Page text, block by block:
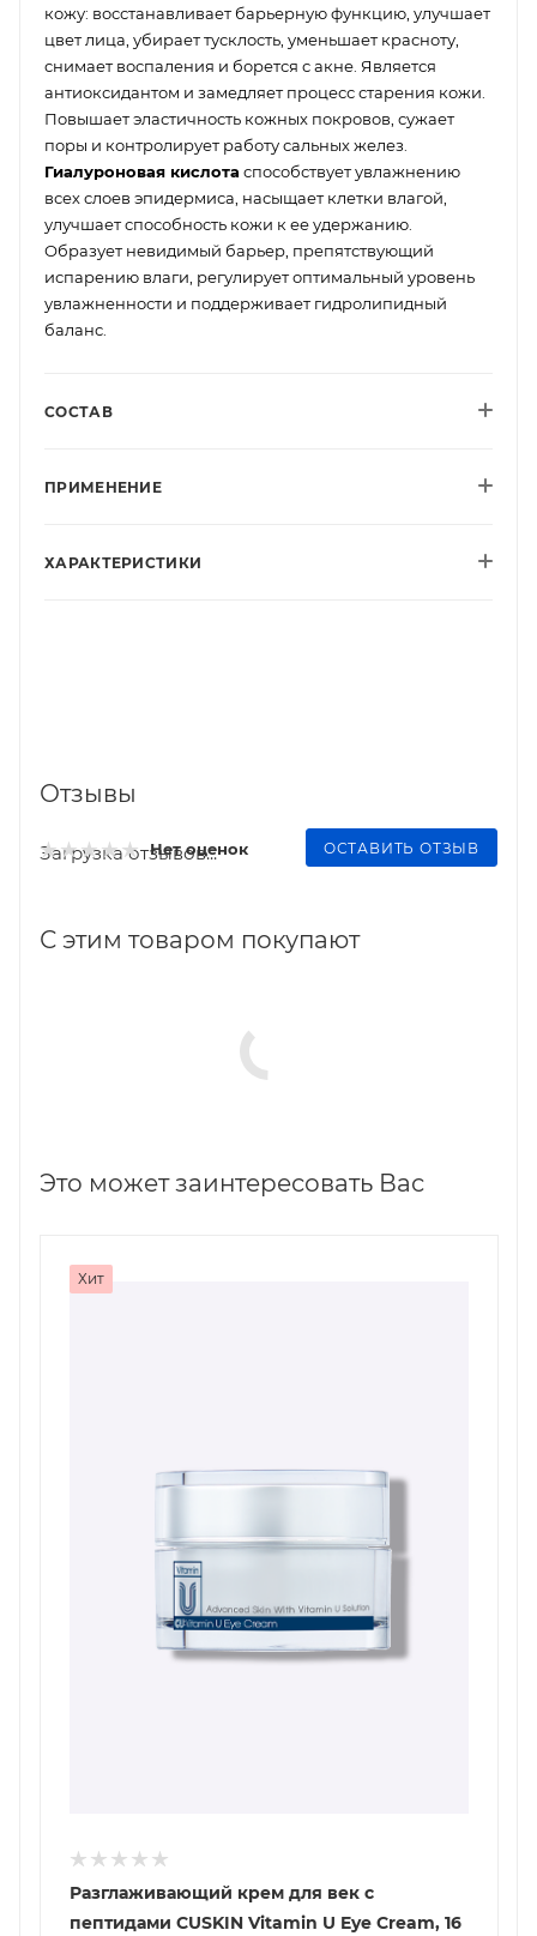
кожу: восстанавливает барьерную функцию, улучшает
цвет лица, убирает тусклость, уменьшает красноту,
снимает воспаления и борется с акне. Является
антиоксидантом и замедляет процесс старения кожи.
Повышает эластичность кожных покровов, сужает
поры и контролирует работу сальных желез.
Гиалуроновая кислота способствует увлажнению
всех слоев эпидермиса, насыщает клетки влагой,
улучшает способность кожи к ее удержанию.
Образует невидимый барьер, препятствующий
испарению влаги, регулирует оптимальный уровень
увлажненности и поддерживает гидролипидный
баланс.
СОСТАВ
ПРИМЕНЕНИЕ
ХАРАКТЕРИСТИКИ
Отзывы
Нет оценок ОСТАВИТЬ ОТЗЫВ
Загрузка отзывов...
С этим товаром покупают
Это может заинтересовать Вас
Хит
Разглаживающий крем для век с
пептидами CUSKIN Vitamin U Eye Cream, 16